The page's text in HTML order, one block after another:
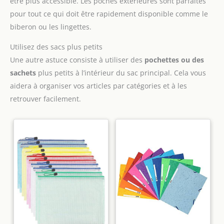
pour tout ce qui doit être rapidement disponible comme le
biberon ou les lingettes.
Utilisez des sacs plus petits
Une autre astuce consiste à utiliser des pochettes ou des
sachets plus petits à l’intérieur du sac principal. Cela vous
aidera à organiser vos articles par catégories et à les
retrouver facilement.